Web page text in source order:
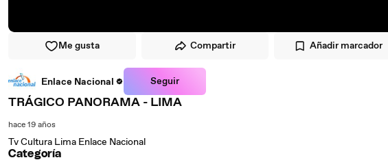
Me gusta Compartir Añadir marcador
Enlace Nacional Seguir
TRÁGICO PANORAMA - LIMA
hace 19 años
Tv Cultura Lima Enlace Nacional
Categoría